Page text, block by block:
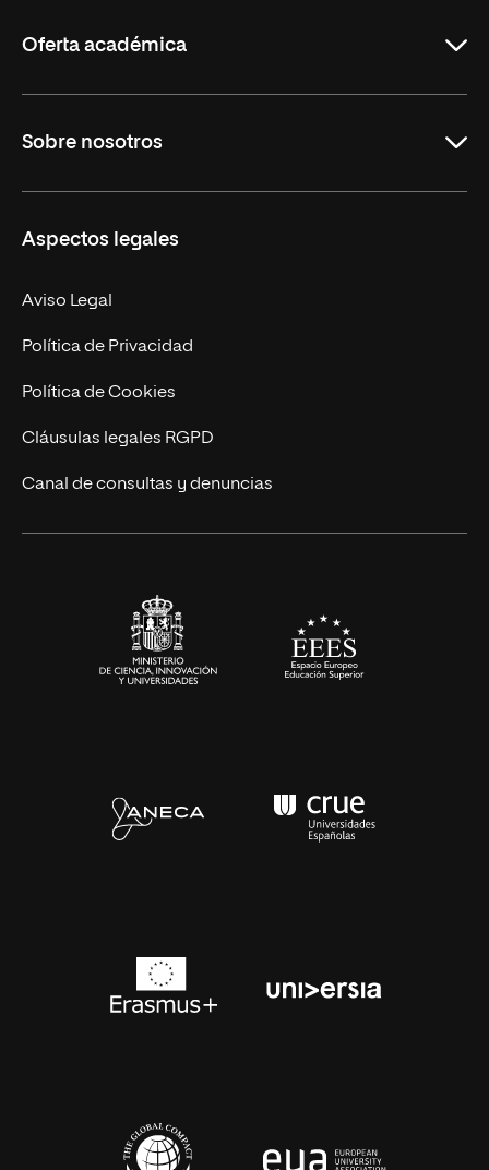
Oferta académica
Másteres Oficiales
Másteres Propios
Doctorados
Experto Universitario
Postgrados
Cursos Universitarios
Sobre nosotros
Facultades
Nuestro Equipo
Trabaja en UNIR
Actualidad
UNIR Revista
Eventos
Aspectos legales
Aviso Legal
Política de Privacidad
Política de Cookies
Cláusulas legales RGPD
Canal de consultas y denuncias